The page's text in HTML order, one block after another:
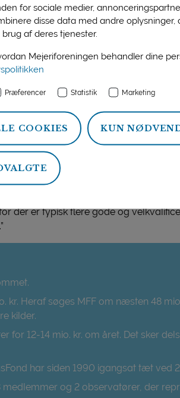
for sociale medier,
disse data med andre
af deres tjenester.
Mejeriforeningen behandler dine
Præferencer Statistik Marketing
COOKIES KUN
ForskningsFond (MFF) om
teknologi,
over den store interesse hos
fremtidens produkter og
mejeriprodukternes mange gode
i gang. Projekterne er desuden
siger Grith Mortensen, som er
og sammenlignes inden det kan
går nu i gang med at læse
udvælger bestyrelsen de fagligt
der er typisk flere gode og
kr. Heraf søges MFF om næsten 48
kilder.
for 12-14 mio. kr. om året. Det sker
har siden 1990 igangsat tæt ved
medlemmer og 2 observatører, der